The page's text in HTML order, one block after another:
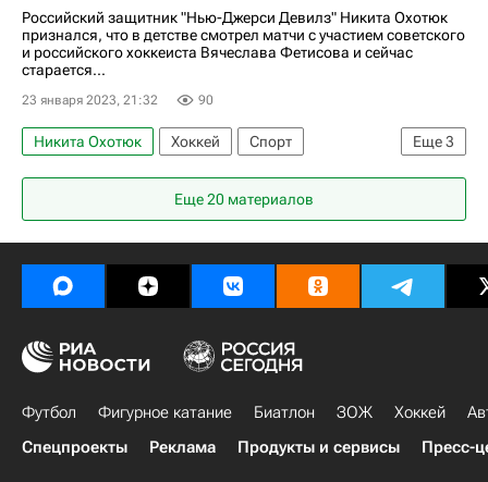
Российский защитник "Нью-Джерси Девилз" Никита Охотюк
признался, что в детстве смотрел матчи с участием советского
и российского хоккеиста Вячеслава Фетисова и сейчас
старается...
23 января 2023, 21:32 90
Еще3
Никита Охотюк Хоккей
Спорт
Нью-Джерси Девилз
Национальная хоккейная лига (НХЛ)
Вячеслав Фетисов
Еще 20 материалов
Футбол Фигурное катание Биатлон ЗОЖ Хоккей
Спецпроекты
Реклама Продукты и сервисы Пресс-